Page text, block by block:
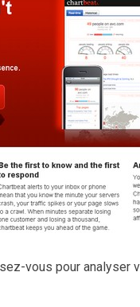
vous pour analyser